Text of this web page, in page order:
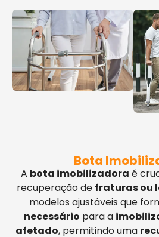
Bota
A bota imobilizadora é
recuperação de fraturas ou
modelos ajustáveis que
necessário para a
afetado, permitindo uma